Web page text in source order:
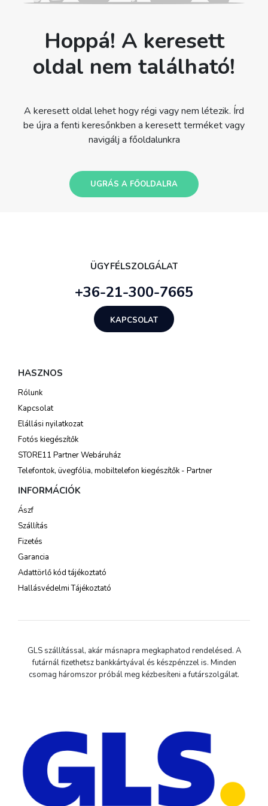
Hoppá! A keresett
oldal nem található!
A keresett oldal lehet hogy régi vagy nem létezik. Írd
be újra a fenti keresőnkben a keresett terméket vagy
navigálj a főoldalunkra
UGRÁS A FŐOLDALRA
ÜGYFÉLSZOLGÁLAT
+36-21-300-7665
KAPCSOLAT
HASZNOS
Rólunk
Kapcsolat
Elállási nyilatkozat
Fotós kiegészítők
STORE11 Partner Webáruház
Telefontok, üvegfólia, mobiltelefon kiegészítők - Partner
INFORMÁCIÓK
Ászf
Szállítás
Fizetés
Garancia
Adattörlő kód tájékoztató
Hallásvédelmi Tájékoztató
GLS szállítással, akár másnapra megkaphatod rendelésed. A
futárnál fizethetsz bankkártyával és készpénzzel is. Minden
csomag háromszor próbál meg kézbesíteni a futárszolgálat.